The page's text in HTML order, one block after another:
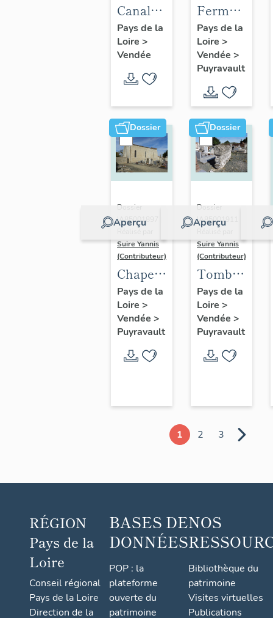
Canal
de
Vienne
Pays de la
Loire >
Vendée
Ferme
dite la
Maison
Neuve
et Saint-
Pic,
actuellement
maison
Pays de la
Loire >
Vendée >
Puyravault
Dossier
Aperçu
Dossier
IA85001897 |
Suire Yannis
(Contributeur)
Chapelle
templière
puis
église
paroissiale
Notre-
Puyravault
Pays de la
Loire >
Vendée >
Puyravault
Dossier
Aperçu
Dossier
IA85001911 |
Suire Yannis
(Contributeur)
Tombeau
d'Etienne
Biaille,
prêtre
Pays de la
Loire >
Vendée >
Puyravault
1 2 3
RÉGION
Pays de la
Loire
Conseil régional
Pays de la Loire
Direction de la
BASES DE
DONNÉES
POP : la
plateforme
ouverte du
patrimoine
NOS
Bibliothèque du
patrimoine
Visites virtuelles
Publications